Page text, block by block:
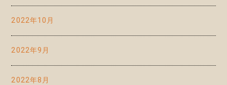
2022年10月
2022年9月
2022年8月